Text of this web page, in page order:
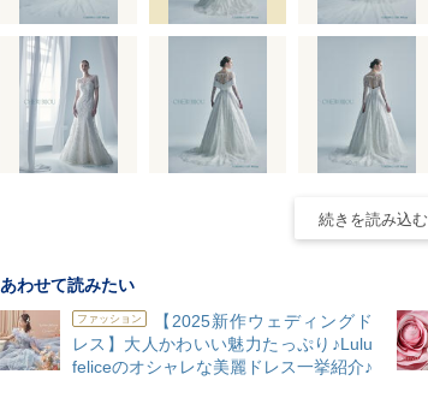
続きを読み込む
あわせて読みたい
ファッション
【2025新作ウェディングド
レス】大人かわいい魅力たっぷり♪Lulu
feliceのオシャレな美麗ドレス一挙紹介♪